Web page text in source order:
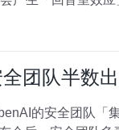
团队半数
的安全团队「